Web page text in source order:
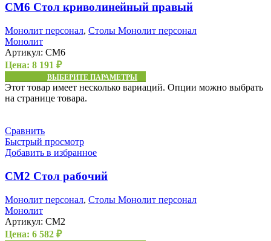
СМ6 Стол криволинейный правый
Монолит персонал, Столы Монолит персонал
Монолит
Артикул: СМ6
Цена: 8 191 ₽
ВЫБЕРИТЕ ПАРАМЕТРЫ
Этот товар имеет несколько вариаций. Опции можно выбрать
на странице товара.
Сравнить
Быстрый просмотр
Добавить в избранное
СМ2 Стол рабочий
Монолит персонал, Столы Монолит персонал
Монолит
Артикул: СМ2
Цена: 6 582 ₽